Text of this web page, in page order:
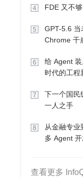
4 FDE 又不够
5
GPT-5.6 当
Chrome 干
6
给 Agent
时代的工程
7
下一个国民
一人之手
8
从金融专
多 Agent
查看更多